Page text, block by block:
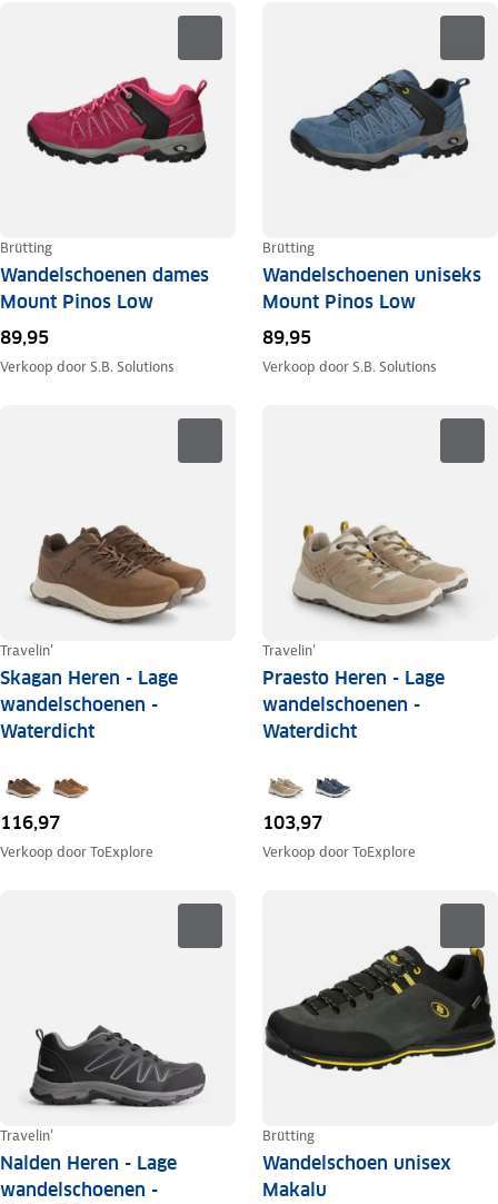
Brütting
Wandelschoenen dames
Mount Pinos Low
89,95
Verkoop doorS.B. Solutions
Brütting
Wandelschoenen uniseks
Mount Pinos Low
89,95
Verkoop doorS.B. Solutions
Travelin'
Skagan Heren - Lage
wandelschoenen -
Waterdicht
116,97
Verkoop doorToExplore
Travelin'
Praesto Heren - Lage
wandelschoenen -
Waterdicht
103,97
Verkoop doorToExplore
Travelin'
Nalden Heren - Lage
wandelschoenen -
Brütting
Wandelschoen unisex
Makalu